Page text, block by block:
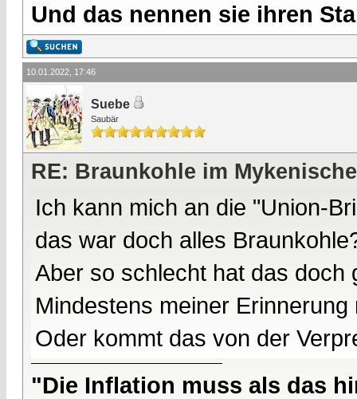
Und das nennen sie ihren
10.01.2022, 17:46
Suebe
Saubär
RE: Braunkohle im
Ich kann mich an die "Union-
das war doch alles
Aber so schlecht hat das doch
Mindestens meiner Erinnerung
Oder kommt das von der
"Die Inflation muss als das